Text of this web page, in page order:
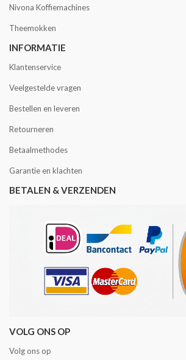
Nivona Koffiemachines
Theemokken
INFORMATIE
Klantenservice
Veelgestelde vragen
Bestellen en leveren
Retourneren
Betaalmethodes
Garantie en klachten
BETALEN & VERZENDEN
VOLG ONS OP
Volg ons op